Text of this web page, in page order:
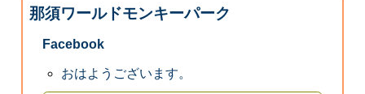
那須ワールドモンキーパーク
Facebook
おはようございます。